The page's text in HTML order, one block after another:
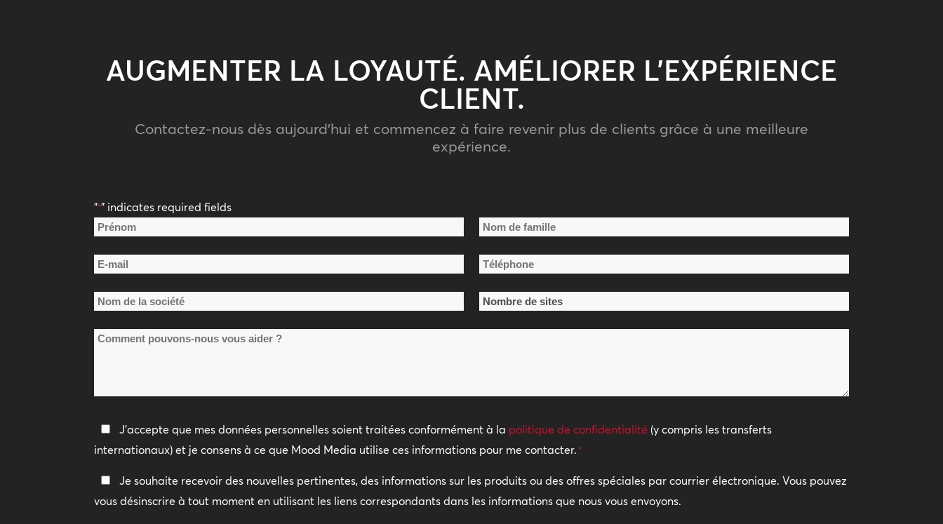
AUGMENTER LA LOYAUTÉ. AMÉLIORER L’EXPÉRIENCE
CLIENT.
Contactez-nous dès aujourd’hui et commencez à faire revenir plus de clients grâce à une meilleure
expérience.
"*" indicates required fields
Nom
Prénom
Nom
de
famille
E-
Téléphone
Nom
la
Nombre
Comment
vous
Politique
de
J'accepte que mes données personnelles soient traitées conformément à la politique de confidentialité (y compris les transferts
internationaux) et je consens à ce que Mood Media utilise ces informations pour me contacter. *
Restez
en
Je souhaite recevoir des nouvelles pertinentes, des informations sur les produits ou des offres spéciales par courrier électronique. Vous pouvez
vous désinscrire à tout moment en utilisant les liens correspondants dans les informations que nous vous envoyons.